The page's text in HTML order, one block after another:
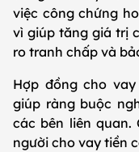
việc công chứng
vì giúp tăng giá trị
ro tranh chấp và
Hợp đồng cho
giúp ràng buộc
các bên liên quan.
người cho vay tiền